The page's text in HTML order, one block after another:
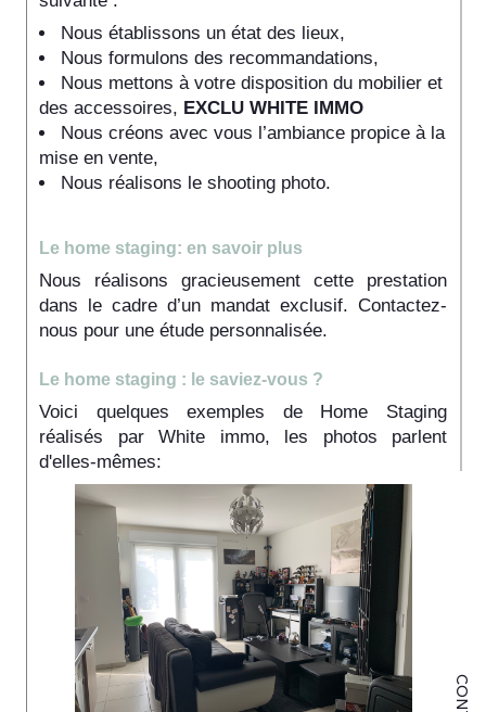
Nous établissons un état des lieux,
Nous formulons des recommandations,
Nous mettons à votre disposition du mobilier et
des accessoires, EXCLU WHITE IMMO
Nous créons avec vous l’ambiance propice à la
mise en vente,
Nous réalisons le shooting photo.
Le home staging: en savoir plus
Nous réalisons gracieusement cette prestation
dans le cadre d’un mandat exclusif. Contactez-
nous pour une étude personnalisée.
Le home staging : le saviez-vous ?
Voici quelques exemples de Home Staging
réalisés par White immo, les photos parlent
d'elles-mêmes: